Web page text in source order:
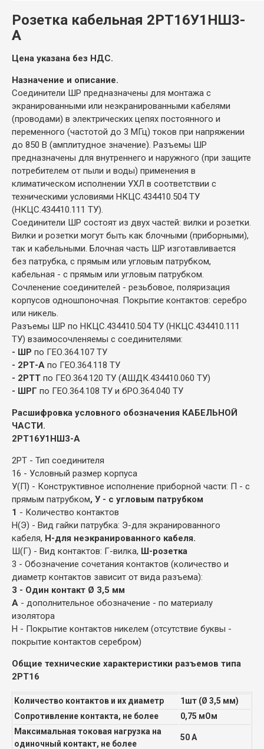
Розетка кабельная 2РТ16У1НШ3-
А
Цена указана без НДС.
Назначение и описание.
Соединители ШР предназначены для монтажа с
экранированными или неэкранированными кабелями
(проводами) в электрических цепях постоянного и
переменного (частотой до 3 МГц) токов при напряжении
до 850 В (амплитудное значение). Разъемы ШР
предназначены для внутреннего и наружного (при защите
потребителем от пыли и воды) применения в
климатическом исполнении УХЛ в соответствии с
техническими условиями НКЦС.434410.504 ТУ
(НКЦС.434410.111 ТУ).
Соединители ШР состоят из двух частей: вилки и розетки.
Вилки и розетки могут быть как блочными (приборными),
так и кабельными. Блочная часть ШР изготавливается
без патрубка, с прямым или угловым патрубком,
кабельная - с прямым или угловым патрубком.
Сочленение соединителей - резьбовое, поляризация
корпусов одношпоночная. Покрытие контактов: серебро
или никель.
Разъемы ШР по НКЦС.434410.504 ТУ (НКЦС.434410.111
ТУ) взаимосочленяемы с соединителями:
- ШР по ГЕО.364.107 ТУ
- 2РТ-А по ГЕО.364.118 ТУ
- 2РТТ по ГЕО.364.120 ТУ (АШДК.434410.060 ТУ)
- ШРГ по ГЕО.364.108 ТУ и бРО.364.040 ТУ
Расшифровка условного обозначения КАБЕЛЬНОЙ
ЧАСТИ.
2РТ16У1НШ3-А
2РТ - Тип соединителя
16 - Условный размер корпуса
У(П) - Конструктивное исполнение приборной части: П - с
прямым патрубком, У - с угловым патрубком
1 - Количество контактов
Н(Э) - Вид гайки патрубка: Э-для экранированного
кабеля, Н-для неэкранированного кабеля.
Ш(Г) - Вид контактов: Г-вилка, Ш-розетка
3 - Обозначение сочетания контактов (количество и
диаметр контактов зависит от вида разъема):
3 - Один контакт Ø 3,5 мм
А - дополнительное обозначение - по материалу
изолятора
Н - Покрытие контактов никелем (отсутствие буквы -
покрытие контактов серебром)
Общие технические характеристики разъемов типа
2РТ16
Количество контактов и их диаметр
1шт (Ø 3,5 мм)
Сопротивление контакта, не более
0,75 мОм
Максимальная токовая нагрузка на
одиночный контакт, не более
50 А